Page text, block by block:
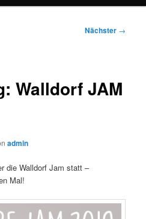
Nächster →
Walldorf JAM
admin
die Walldorf Jam statt –
Mal!